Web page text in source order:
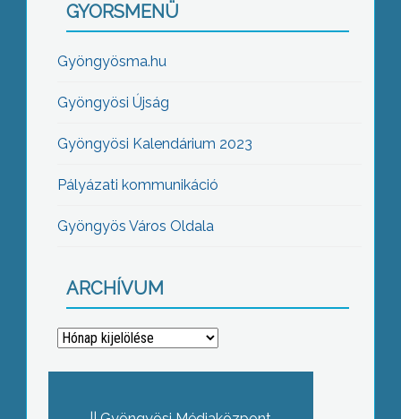
GYORSMENÜ
Gyöngyösma.hu
Gyöngyösi Újság
Gyöngyösi Kalendárium 2023
Pályázati kommunikáció
Gyöngyös Város Oldala
ARCHÍVUM
Archívum